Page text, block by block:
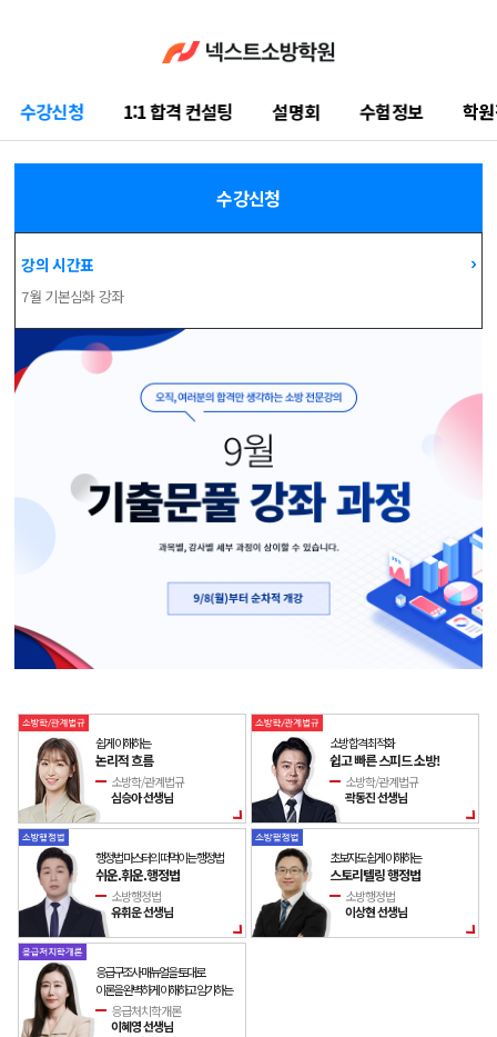
수강신청 1:1 합격 컨설팅 설명회 수험정보 학
수강신청
강의 시간표
7월 기본심화 강좌
쉽게 이해하는
논리적 흐름
소방학/관계법규
심승아 선생님
소방 합격 최적화
쉽고 빠른 스피드 소방!
소방학/관계법규
곽동진 선생님
행정법 마스터의 떠먹이는 행정법
쉬운.휘운.행정법
소방행정법
유휘운 선생님
초보자도 쉽게 이해하는
스토리텔링 행정법
소방행정법
이상현 선생님
응급구조사 매뉴얼을 토대로
이론을 완벽하게 이해하고 암기하는
응급처치학개론
이혜영 선생님